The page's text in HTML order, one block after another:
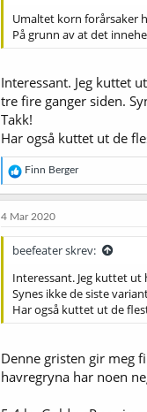
Umaltet korn forårsaker
På grunn av at det
Interessant. Jeg kuttet
tre fire ganger siden.
Takk!
Har også kuttet ut de
R
e
a
j
o
e
r
:
Finn Berger
4 Mar 2020
beefeater skrev:
Interessant. Jeg kuttet ut
Synes ikke de siste
Har også kuttet ut de
Denne gristen gir meg
havregryna har noen